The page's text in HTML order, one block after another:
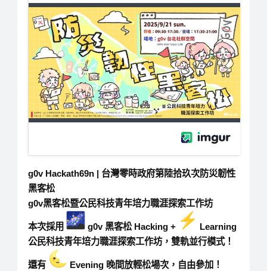
g0v Hackath69n | 台灣零時政府第陸拾玖次防災韌性
黑客松
g0v黑客松暨公民科技青年培力職涯探索工作坊
本次採用 g0v 黑客松 Hacking +
Learning
公民科技青年培力職涯探索工作坊，雙軌並行模式！
還有
Evening 晚間放輕松場次，自由參加！